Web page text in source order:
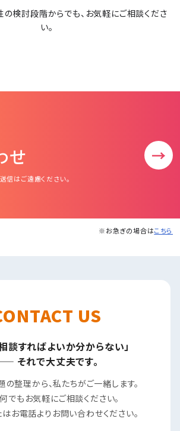
検討段階からでも、お気軽にご相談くださ
い。
せ
信はご遠慮ください。
→
※お急ぎの場合はこちら
0155-23-1321
US
談すればよいか分からない」
それで大丈夫です。
の整理から、私たちがご一緒します。
でもお気軽にご相談ください。
お電話よりお問い合わせください。